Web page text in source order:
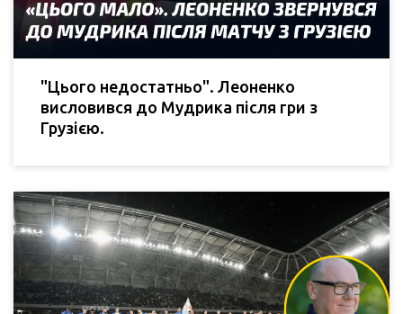
"Цього недостатньо". Леоненко
висловився до Мудрика після гри з
Грузією.